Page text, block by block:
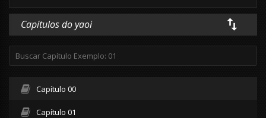
Capítulos do yaoi
Capítulo 00
Capítulo 01